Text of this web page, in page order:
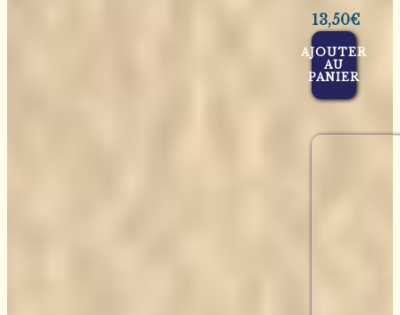
13,50€
AJOUTER
AU
PANIER